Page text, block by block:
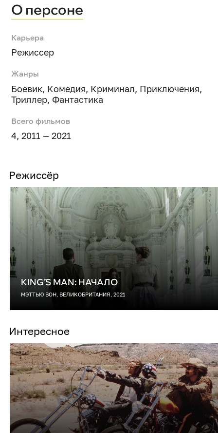
О персоне
Карьера
Режиссер
Жанры
Боевик, Комедия, Криминал, Приключения,
Триллер, Фантастика
Всего фильмов
4, 2011 — 2021
Режиссёр
KING’S MAN: НАЧАЛО
МЭТТЬЮ ВОН, ВЕЛИКОБРИТАНИЯ, 2021
Интересное